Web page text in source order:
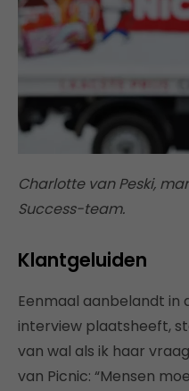
Charlotte van Peski,
Success-team.
Klantgeluiden
Eenmaal aanbelandt in
interview plaatsheeft,
van wal als ik haar
van Picnic: “Mensen